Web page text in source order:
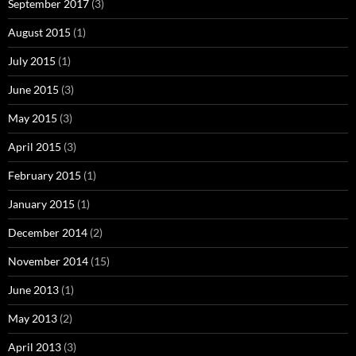
September 2017 (3)
August 2015 (1)
July 2015 (1)
June 2015 (3)
May 2015 (3)
April 2015 (3)
February 2015 (1)
January 2015 (1)
December 2014 (2)
November 2014 (15)
June 2013 (1)
May 2013 (2)
April 2013 (3)